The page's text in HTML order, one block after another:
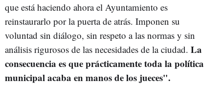
que está haciendo ahora el Ayuntamiento es
reinstaurarlo por la puerta de atrás. Imponen su
voluntad sin diálogo, sin respeto a las normas y sin
análisis rigurosos de las necesidades de la ciudad. La
consecuencia es que prácticamente toda la política
municipal acaba en manos de los jueces".